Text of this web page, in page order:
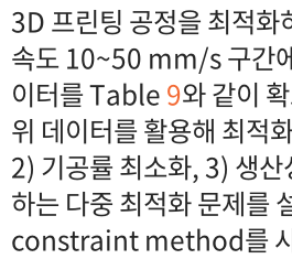
3D 프린팅 공정을 최적
속도 10~50 mm/s 구간
이터를 Table9와 같이
위 데이터를 활용해 최적
2) 기공률 최소화, 3) 생
하는 다중 최적화 문제를
constraint method를